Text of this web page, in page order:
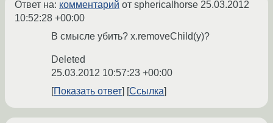
Ответ на: комментарий от sphericalhorse 25.03.2012
10:52:28 +00:00
В смысле убить? x.removeChild(y)?
Deleted
25.03.2012 10:57:23 +00:00
Показать ответ
Ссылка